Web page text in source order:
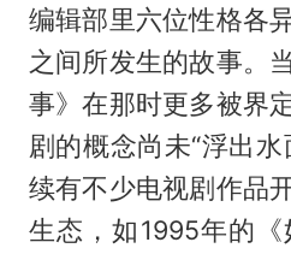
编辑部里六位性格各
之间所发生的故事。
事》在那时更多被界
剧的概念尚未“浮出
续有不少电视剧作品
生态，如1995年的